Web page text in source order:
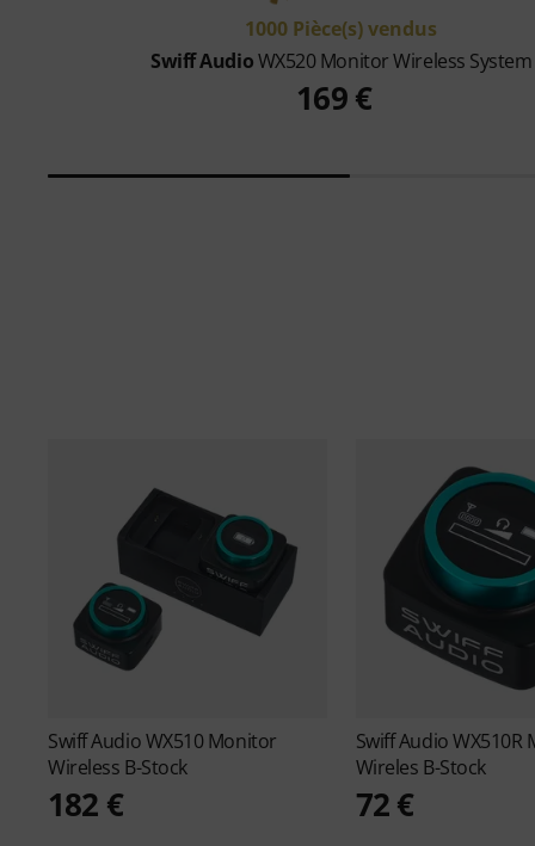
1000 Pièce(s) vendus
Swiff AudioWX520 Monitor Wireless System
169 €
Swiff AudioWX510 Monitor
Wireless B-Stock
182 €
Swiff AudioWX510R
Wireles B-Stock
72 €